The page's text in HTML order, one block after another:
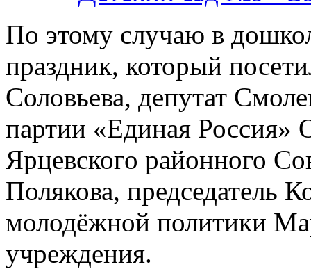
По этому случаю в
праздник, который
Соловьева, депутат
партии «Единая Россия»
Ярцевского районного
Полякова, председатель
молодёжной политики
учреждения.